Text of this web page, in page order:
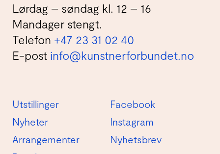
Lørdag – søndag kl. 12 – 16
Mandager stengt.
Telefon +47 23 31 02 40
E-post info@kunstnerforbundet.no
Utstillinger
Nyheter
Arrangementer
Facebook
Instagram
Nyhetsbrev